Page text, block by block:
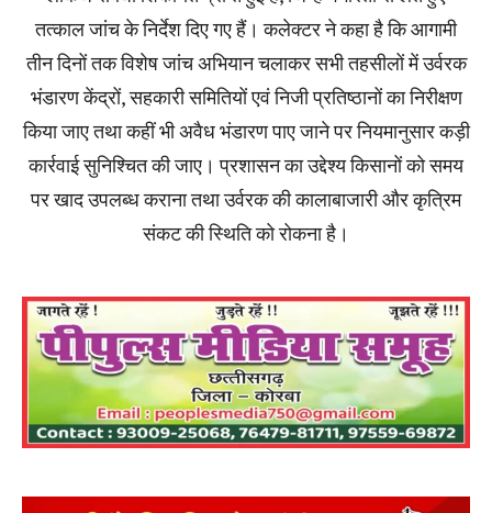
तत्काल जांच के निर्देश दिए गए हैं। कलेक्टर ने कहा है कि आगामी
तीन दिनों तक विशेष जांच अभियान चलाकर सभी तहसीलों में उर्वरक
भंडारण केंद्रों, सहकारी समितियों एवं निजी प्रतिष्ठानों का निरीक्षण
किया जाए तथा कहीं भी अवैध भंडारण पाए जाने पर नियमानुसार कड़ी
कार्रवाई सुनिश्चित की जाए। प्रशासन का उद्देश्य किसानों को समय
पर खाद उपलब्ध कराना तथा उर्वरक की कालाबाजारी और कृत्रिम
संकट की स्थिति को रोकना है।